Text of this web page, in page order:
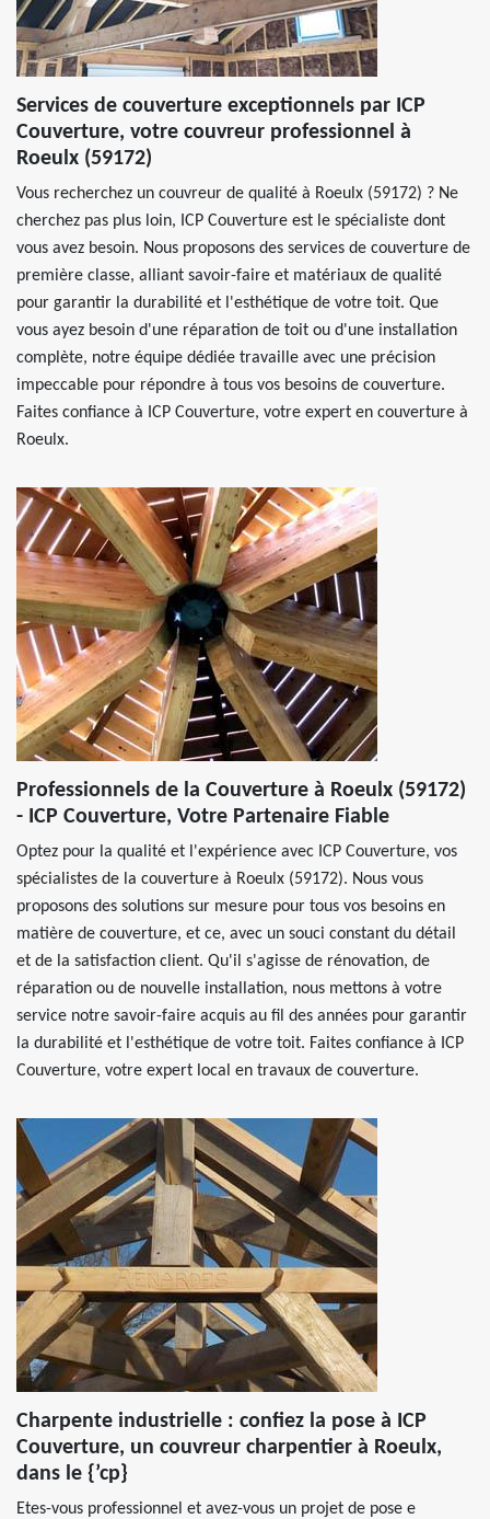
Services de couverture exceptionnels par ICP
Couverture, votre couvreur professionnel à
Roeulx (59172)
Vous recherchez un couvreur de qualité à Roeulx (59172) ? Ne
cherchez pas plus loin, ICP Couverture est le spécialiste dont
vous avez besoin. Nous proposons des services de couverture de
première classe, alliant savoir-faire et matériaux de qualité
pour garantir la durabilité et l'esthétique de votre toit. Que
vous ayez besoin d'une réparation de toit ou d'une installation
complète, notre équipe dédiée travaille avec une précision
impeccable pour répondre à tous vos besoins de couverture.
Faites confiance à ICP Couverture, votre expert en couverture à
Roeulx.
Professionnels de la Couverture à Roeulx (59172)
- ICP Couverture, Votre Partenaire Fiable
Optez pour la qualité et l'expérience avec ICP Couverture, vos
spécialistes de la couverture à Roeulx (59172). Nous vous
proposons des solutions sur mesure pour tous vos besoins en
matière de couverture, et ce, avec un souci constant du détail
et de la satisfaction client. Qu'il s'agisse de rénovation, de
réparation ou de nouvelle installation, nous mettons à votre
service notre savoir-faire acquis au fil des années pour garantir
la durabilité et l'esthétique de votre toit. Faites confiance à ICP
Couverture, votre expert local en travaux de couverture.
Charpente industrielle : confiez la pose à ICP
Couverture, un couvreur charpentier à Roeulx,
dans le {’cp}
Etes-vous professionnel et avez-vous un projet de pose e